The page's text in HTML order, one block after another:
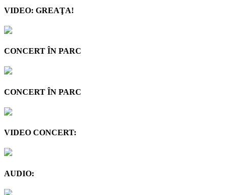
VIDEO: GREAŢA!
CONCERT ÎN PARC
CONCERT ÎN PARC
VIDEO CONCERT:
AUDIO: